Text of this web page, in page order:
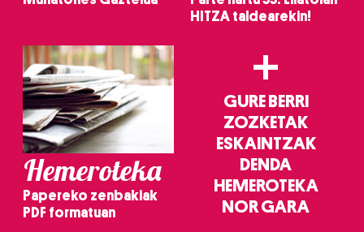
HITZA taldearekin!
Hemeroteka
Papereko zenbakiak
PDF formatuan
+
GURE BERRI
ZOZKETAK
ESKAINTZAK
DENDA
HEMEROTEKA
NOR GARA